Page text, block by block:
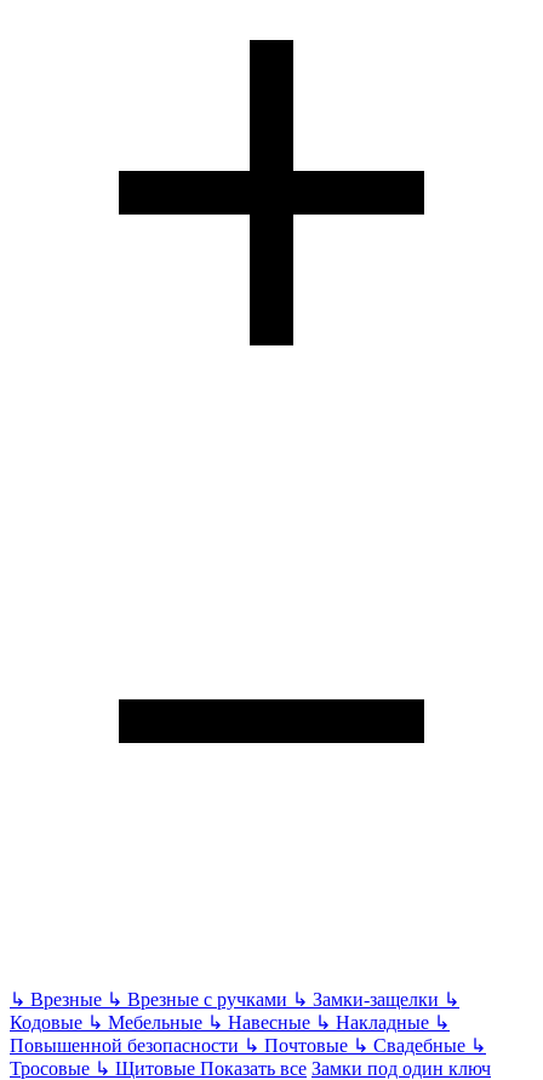
↳ Врезные ↳ Врезные с ручками ↳ Замки-защелки ↳
Кодовые ↳ Мебельные ↳ Навесные ↳ Накладные ↳
Повышенной безопасности ↳ Почтовые ↳ Свадебные ↳
Тросовые ↳ Щитовые Показать все Замки под один ключ